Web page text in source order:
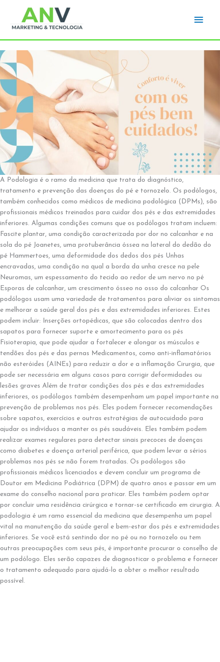
A Podologia é o ramo da medicina que trata do diagnóstico,
tratamento e prevenção das doenças do pé e tornozelo. Os podólogos,
também conhecidos como médicos de medicina podológica (DPMs), são
profissionais médicos treinados para cuidar dos pés e das extremidades
inferiores. Algumas condições comuns que os podólogos tratam incluem:
Fascite plantar, uma condição caracterizada por dor no calcanhar e na
sola do pé Joanetes, uma protuberância óssea na lateral do dedão do
pé Hammertoes, uma deformidade dos dedos dos pés Unhas
encravadas, uma condição na qual a borda da unha cresce na pele
Neuromas, um espessamento do tecido ao redor de um nervo no pé
Esporas de calcanhar, um crescimento ósseo no osso do calcanhar Os
podólogos usam uma variedade de tratamentos para aliviar os sintomas
e melhorar a saúde geral dos pés e das extremidades inferiores. Estes
podem incluir: Inserções ortopédicas, que são colocadas dentro dos
sapatos para fornecer suporte e amortecimento para os pés
Fisioterapia, que pode ajudar a fortalecer e alongar os músculos e
tendões dos pés e das pernas Medicamentos, como anti-inflamatórios
não esteróides (AINEs) para reduzir a dor e a inflamação Cirurgia, que
pode ser necessária em alguns casos para corrigir deformidades ou
lesões graves Além de tratar condições dos pés e das extremidades
inferiores, os podólogos também desempenham um papel importante na
prevenção de problemas nos pés. Eles podem fornecer recomendações
sobre sapatos, exercícios e outras estratégias de autocuidado para
ajudar os indivíduos a manter os pés saudáveis. Eles também podem
realizar exames regulares para detectar sinais precoces de doenças
como diabetes e doença arterial periférica, que podem levar a sérios
problemas nos pés se não forem tratadas. Os podólogos são
profissionais médicos licenciados e devem concluir um programa de
Doutor em Medicina Podiátrica (DPM) de quatro anos e passar em um
exame do conselho nacional para praticar. Eles também podem optar
por concluir uma residência cirúrgica e tornar-se certificado em cirurgia. A
podologia é um ramo essencial da medicina que desempenha um papel
vital na manutenção da saúde geral e bem-estar dos pés e extremidades
inferiores. Se você está sentindo dor no pé ou no tornozelo ou tem
outras preocupações com seus pés, é importante procurar o conselho de
um podólogo. Eles serão capazes de diagnosticar o problema e fornecer
o tratamento adequado para ajudá-lo a obter o melhor resultado
possível.